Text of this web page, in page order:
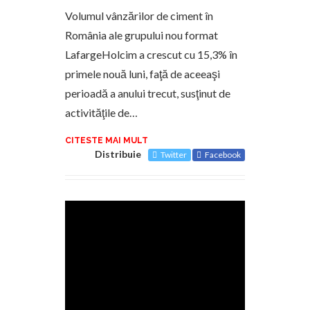
Volumul vânzărilor de ciment în
România ale grupului nou format
LafargeHolcim a crescut cu 15,3% în
primele nouă luni, faţă de aceeaşi
perioadă a anului trecut, susţinut de
activităţile de…
CITESTE MAI MULT
Distribuie Twitter Facebook